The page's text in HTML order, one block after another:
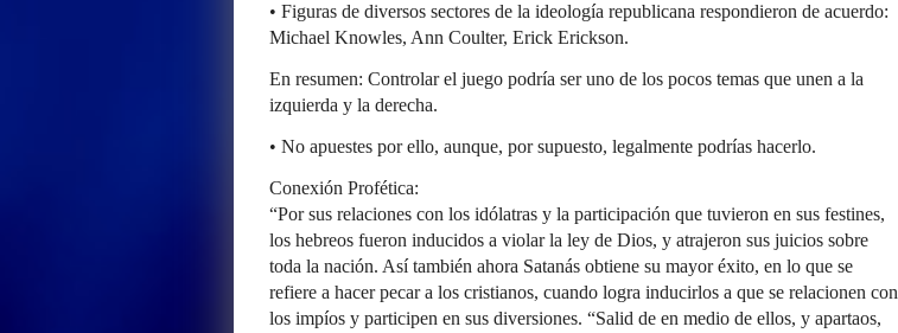
• Figuras de diversos sectores de la ideología republicana respondieron de acuerdo:
Michael Knowles, Ann Coulter, Erick Erickson.
En resumen: Controlar el juego podría ser uno de los pocos temas que unen a la
izquierda y la derecha.
• No apuestes por ello, aunque, por supuesto, legalmente podrías hacerlo.
Conexión Profética:
“Por sus relaciones con los idólatras y la participación que tuvieron en sus festines,
los hebreos fueron inducidos a violar la ley de Dios, y atrajeron sus juicios sobre
toda la nación. Así también ahora Satanás obtiene su mayor éxito, en lo que se
refiere a hacer pecar a los cristianos, cuando logra inducirlos a que se relacionen con
los impíos y participen en sus diversiones. “Salid de en medio de ellos, y apartaos,